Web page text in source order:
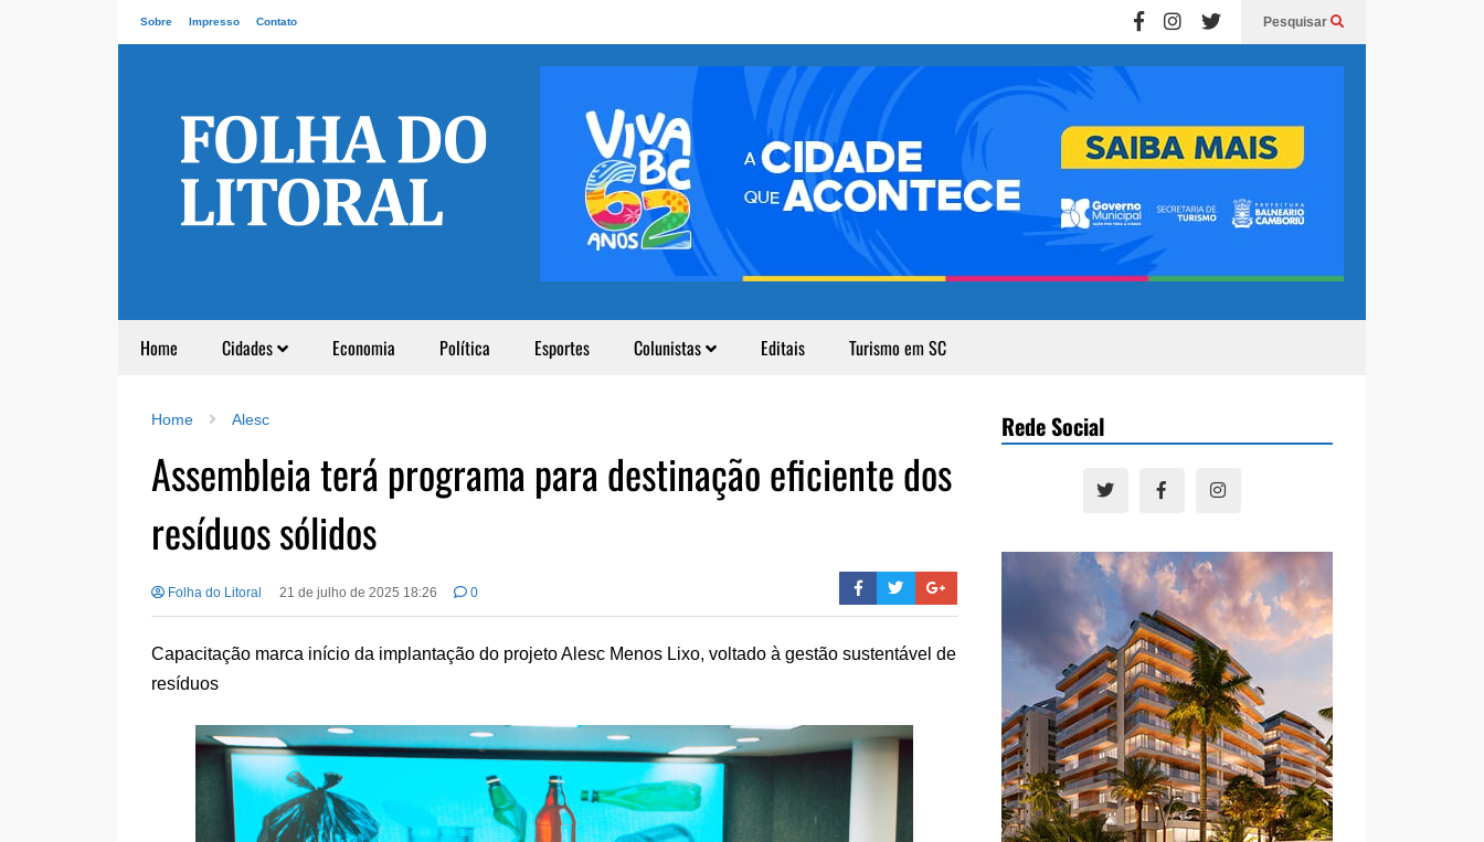
Sobre Impresso Contato Pesquisar
Home Cidades Economia Política Esportes Colunistas Editais Turismo em SC
Home Alesc
Assembleia terá programa para destinação eficiente dos
resíduos sólidos
Folha do Litoral 21 de julho de 2025 18:26 0
Capacitação marca início da implantação do projeto Alesc Menos Lixo, voltado à gestão sustentável de
resíduos
Rede Social